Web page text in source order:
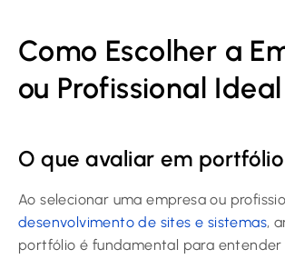
Como Escolher a
ou Profissional Ideal
O que avaliar em
Ao selecionar uma empresa ou
desenvolvimento de sites e sistemas,
portfólio é fundamental para